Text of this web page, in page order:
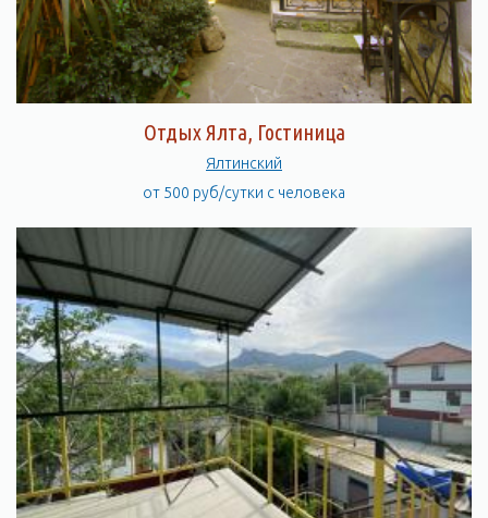
Отдых Ялта, Гостиница
Ялтинский
от 500 руб/сутки с человека